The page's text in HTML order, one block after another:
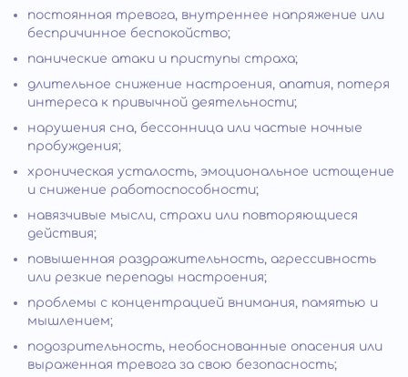
постоянная тревога, внутреннее напряжение или
беспричинное беспокойство;
панические атаки и приступы страха;
длительное снижение настроения, апатия, потеря
интереса к привычной деятельности;
нарушения сна, бессонница или частые ночные
пробуждения;
хроническая усталость, эмоциональное истощение
и снижение работоспособности;
навязчивые мысли, страхи или повторяющиеся
действия;
повышенная раздражительность, агрессивность
или резкие перепады настроения;
проблемы с концентрацией внимания, памятью и
мышлением;
подозрительность, необоснованные опасения или
выраженная тревога за свою безопасность;